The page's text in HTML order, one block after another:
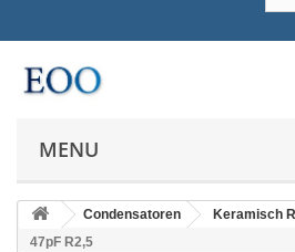
MENU
Condensatoren Keramisch
47pF R2,5